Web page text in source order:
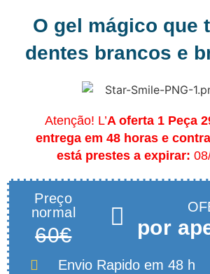
O gel mágico que
dentes brancos e
Atenção! L’A oferta 1 Peça
entrega em 48 horas e
está prestes a expirar:
Preço
normal
60€ por
Envio Rapido em 48 h